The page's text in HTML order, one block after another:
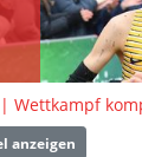
| Wettkampf
anzeigen